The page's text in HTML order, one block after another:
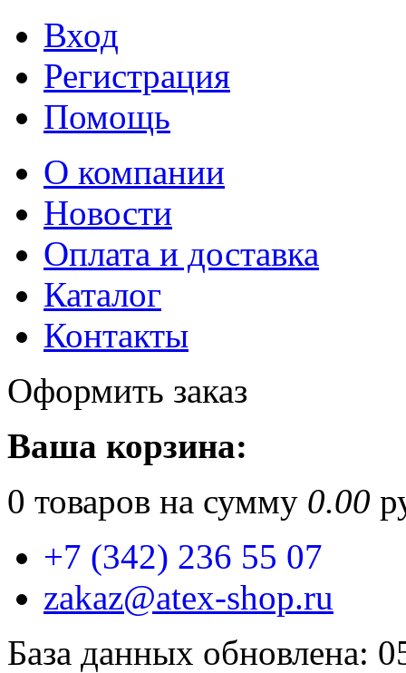
Вход
Регистрация
Помощь
О компании
Новости
Оплата и доставка
Каталог
Контакты
Оформить заказ
Ваша корзина:
0 товаров на сумму 0.00
+7 (342) 236 55 07
zakaz@atex-shop.ru
База данных обновлена: